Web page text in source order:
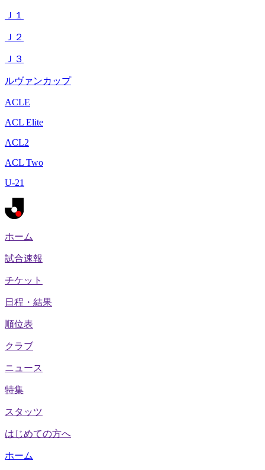
Ｊ１
Ｊ２
Ｊ３
ルヴァンカップ
ACLE
ACL Elite
ACL2
ACL Two
U-21
ホーム
試合速報
チケット
日程・結果
順位表
クラブ
ニュース
特集
スタッツ
はじめての方へ
ホーム